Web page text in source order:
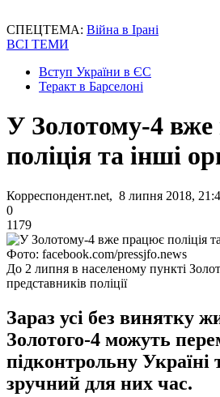
СПЕЦТЕМА: Війна в Ірані
ВСІ ТЕМИ
Вступ України в ЄС
Теракт в Барселоні
У Золотому-4
поліція та інші
Корреспондент.net, 8 липня 2018,
0
1179
Фото: facebook.com/pressjfo.news
До 2 липня в населеному пункті
представників поліції
Зараз усі без винятку
Золотого-4 можуть
підконтрольну Україні
зручний для них час.